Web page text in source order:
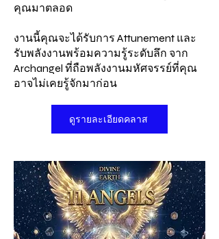
คุณมาตลอด
งานนี้คุณจะได้รับการ Attunement และ
รับพลังงานพร้อมความรู้ระดับลึก จาก
Archangel ที่ถือพลังงานมหัศจรรย์ที่คุณ
อาจไม่เคยรู้จักมาก่อน
ดูรายละเอียดคลาส